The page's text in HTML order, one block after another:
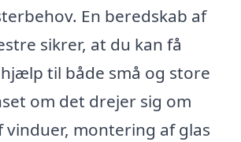
En beredskab af
sikrer, at du kan få
til både små og store
om det drejer sig om
montering af glas